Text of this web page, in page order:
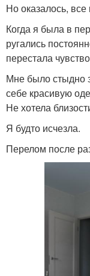
Но оказалось, все
Когда я была в
ругались
перестала
Мне было стыдно
себе красивую
Не хотела
Я будто исчезла.
Перелом после